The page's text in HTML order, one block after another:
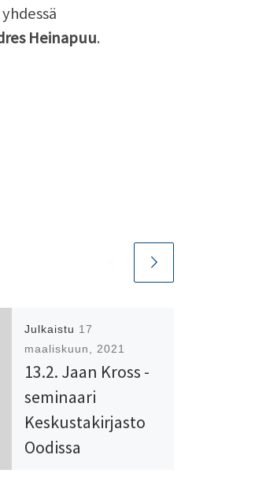
Heinapuu.
Julkaistu 17
maaliskuun, 2021
13.2. Jaan Kross -
seminaari
Keskustakirjasto
Oodissa